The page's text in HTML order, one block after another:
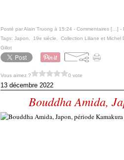
Posté par Alain Truong à 15:24 - Commentaires [ ] -
Tags: Japon 19e siècle Collection Liliane et Michel
Gillot
Vous aimez ? 0 vote
13 décembre 2022
Bouddha Amida,